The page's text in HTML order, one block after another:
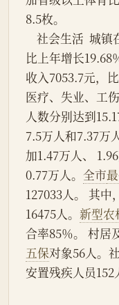
8.5枚。
比上年增长19.68
收入7053.7元，
医疗、失业、工
人数分别达到
7.5万人和7.37万
加1.47万人、
0.77万人。 全市
127033人。 其中
16475人。 新型农
合率85％。 村居
五保对象56人。
安置残疾人员152